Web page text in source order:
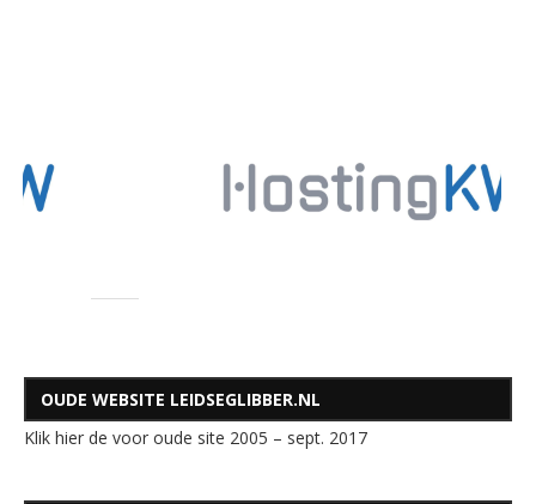
OUDE WEBSITE LEIDSEGLIBBER.NL
Klik hier de voor oude site 2005 – sept. 2017